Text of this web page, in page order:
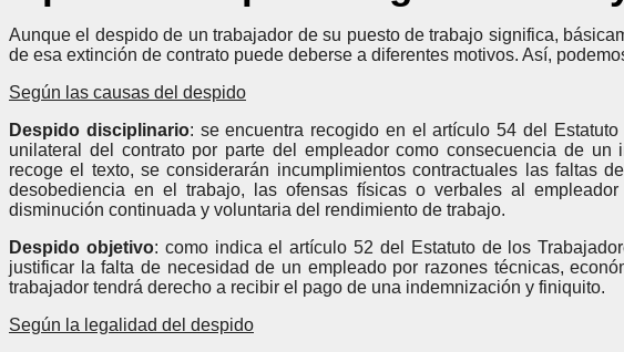
Aunque el despido de un trabajador de su puesto de trabajo significa,
de esa extinción de contrato puede deberse a diferentes motivos. Así,
Según las causas del despido
Despido disciplinario: se encuentra recogido en el artículo 54 del
unilateral del contrato por parte del empleador como consecuencia de
recoge el texto, se considerarán incumplimientos contractuales las faltas
desobediencia en el trabajo, las ofensas físicas o verbales al
disminución continuada y voluntaria del rendimiento de trabajo.
Despido objetivo: como indica el artículo 52 del Estatuto de los
justificar la falta de necesidad de un empleado por razones técnicas,
trabajador tendrá derecho a recibir el pago de una indemnización y finiquito.
Según la legalidad del despido